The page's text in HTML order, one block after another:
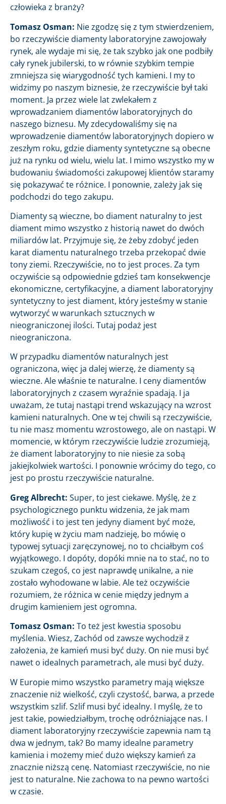
człowieka z branży?
Tomasz Osman: Nie zgodzę się z tym stwierdzeniem,
bo rzeczywiście diamenty laboratoryjne zawojowały
rynek, ale wydaje mi się, że tak szybko jak one podbiły
cały rynek jubilerski, to w równie szybkim tempie
zmniejsza się wiarygodność tych kamieni. I my to
widzimy po naszym biznesie, że rzeczywiście był taki
moment. Ja przez wiele lat zwlekałem z
wprowadzaniem diamentów laboratoryjnych do
naszego biznesu. My zdecydowaliśmy się na
wprowadzenie diamentów laboratoryjnych dopiero w
zeszłym roku, gdzie diamenty syntetyczne są obecne
już na rynku od wielu, wielu lat. I mimo wszystko my w
budowaniu świadomości zakupowej klientów staramy
się pokazywać te różnice. I ponownie, zależy jak się
podchodzi do tego zakupu.
Diamenty są wieczne, bo diament naturalny to jest
diament mimo wszystko z historią nawet do dwóch
miliardów lat. Przyjmuje się, że żeby zdobyć jeden
karat diamentu naturalnego trzeba przekopać dwie
tony ziemi. Rzeczywiście, no to jest proces. Za tym
oczywiście są odpowiednie gdzieś tam konsekwencje
ekonomiczne, certyfikacyjne, a diament laboratoryjny
syntetyczny to jest diament, który jesteśmy w stanie
wytworzyć w warunkach sztucznych w
nieograniczonej ilości. Tutaj podaż jest
nieograniczona.
W przypadku diamentów naturalnych jest
ograniczona, więc ja dalej wierzę, że diamenty są
wieczne. Ale właśnie te naturalne. I ceny diamentów
laboratoryjnych z czasem wyraźnie spadają. I ja
uważam, że tutaj nastąpi trend wskazujący na wzrost
kamieni naturalnych. One w tej chwili są rzeczywiście,
tu nie masz momentu wzrostowego, ale on nastąpi. W
momencie, w którym rzeczywiście ludzie zrozumieją,
że diament laboratoryjny to nie niesie za sobą
jakiejkolwiek wartości. I ponownie wrócimy do tego, co
jest po prostu rzeczywiście naturalne.
Greg Albrecht: Super, to jest ciekawe. Myślę, że z
psychologicznego punktu widzenia, że jak mam
możliwość i to jest ten jedyny diament być może,
który kupię w życiu mam nadzieję, bo mówię o
typowej sytuacji zaręczynowej, no to chciałbym coś
wyjątkowego. I dopóty, dopóki mnie na to stać, no to
szukam czegoś, co jest naprawdę unikalne, a nie
zostało wyhodowane w labie. Ale też oczywiście
rozumiem, że różnica w cenie między jednym a
drugim kamieniem jest ogromna.
Tomasz Osman: To też jest kwestia sposobu
myślenia. Wiesz, Zachód od zawsze wychodził z
założenia, że kamień musi być duży. On nie musi być
nawet o idealnych parametrach, ale musi być duży.
W Europie mimo wszystko parametry mają większe
znaczenie niż wielkość, czyli czystość, barwa, a przede
wszystkim szlif. Szlif musi być idealny. I myślę, że to
jest takie, powiedziałbym, trochę odróżniające nas. I
diament laboratoryjny rzeczywiście zapewnia nam tą
dwa w jednym, tak? Bo mamy idealne parametry
kamienia i możemy mieć dużo większy kamień za
znacznie niższą cenę. Natomiast rzeczywiście, no nie
jest to naturalne. Nie zachowa to na pewno wartości
w czasie.